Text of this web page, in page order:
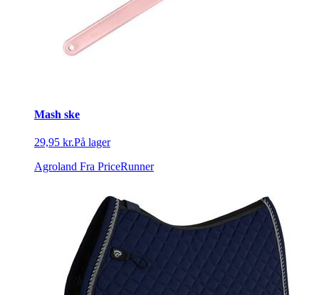
Mash ske
29,95 kr.På lager
Agroland Fra PriceRunner